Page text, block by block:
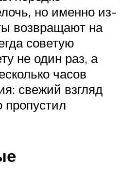
но именно из-
возвращают на
советую
не один раз, а
часов
свежий взгляд
пропустил